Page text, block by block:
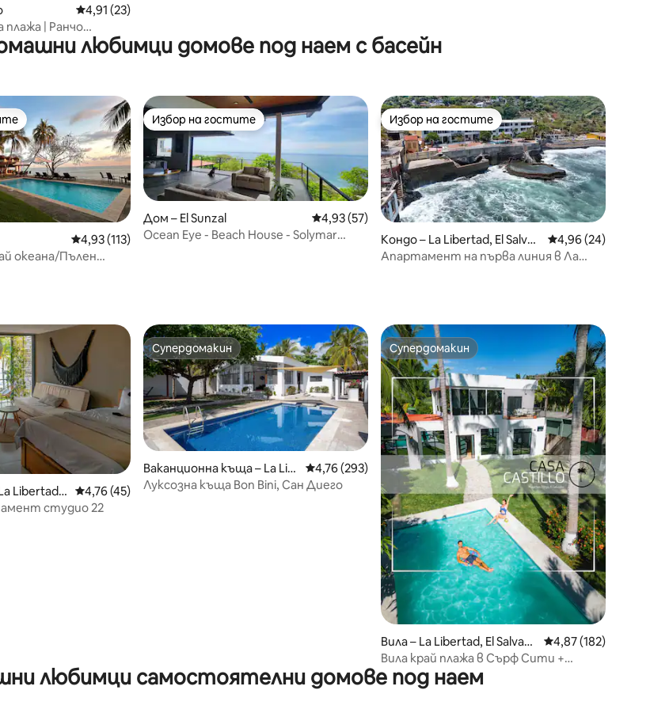
Средна оценка: 4,91 от 5, 23 отзива
4,91 (23)
плажа | Ранчо
любимци домове под наем с басейн
Средна оценка: 4,93 от 5, 113 отзива
4,93 (113)
океана/Пълен
Избор на гостите
Избор на гостите
Дом – El Sunzal Средна оценка: 4,93 от 5, 57 отзива
4,93 (57)
Ocean Eye - Beach House - Solymar
Избор на гостите
Избор на гостите
Кондо – La Libertad, El Salvad
or
Средна оценка:
4,96 (24)
Апартамент на първа линия в Ла
отзива
Libertad,
Средна оценка: 4,76 от 5, 45 отзива
4,76 (45)
студио 22
Супердомакин
Супердомакин
Ваканционна къща – La Lib
ertad, El Salvador
Средна оценка: 4,76 от 5, 293 отзива
4,76 (293)
Луксозна къща Bon Bini, Сан Диего
Супердомакин
Супердомакин
Вила – La Libertad, El Salvad
or
Средна оценка: 4,87
4,87 (182)
Вила край плажа в Сърф Сити +
частен басейн + климатик
любимци самостоятелни домове под наем